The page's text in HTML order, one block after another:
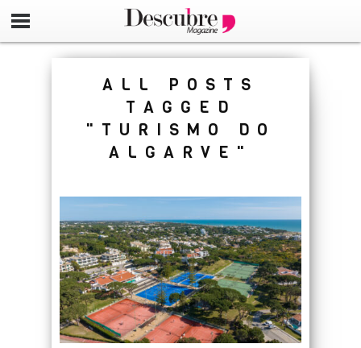
google-site-
ALL POSTS
TAGGED
"TURISMO DO
ALGARVE"